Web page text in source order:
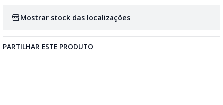
Mostrar stock das localizações
PARTILHAR ESTE PRODUTO